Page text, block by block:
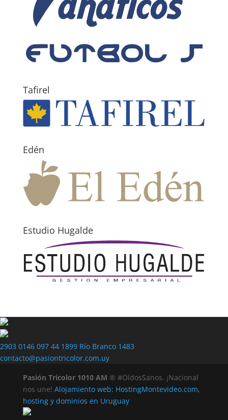
Tafirel
Edén
Estudio Hugalde
2903 0146 097 44 1899 Río Branco 1483
contacto@pasiontricolor.com.uy
Pasión Tricolor 1010 AM ® #OídosSanos. ¡Nacional
nos une! Alojamiento web: HostingMontevideo.com,
hosting y dominios en Uruguay